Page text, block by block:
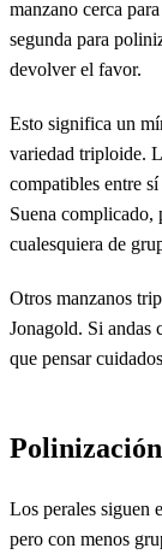
manzano cerca
segunda para
devolver el favor.
Esto significa un
variedad triploide.
compatibles entre
Suena complicado,
cualesquiera de
Otros manzanos
Jonagold. Si andas
que pensar
Los perales siguen
pero con menos